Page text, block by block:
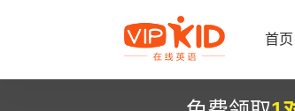
首页